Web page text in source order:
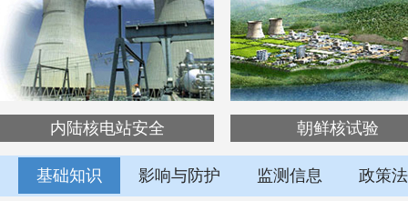
内陆核电站安全 朝鲜核试验
基础知识 影响与防护 监测信息 政策